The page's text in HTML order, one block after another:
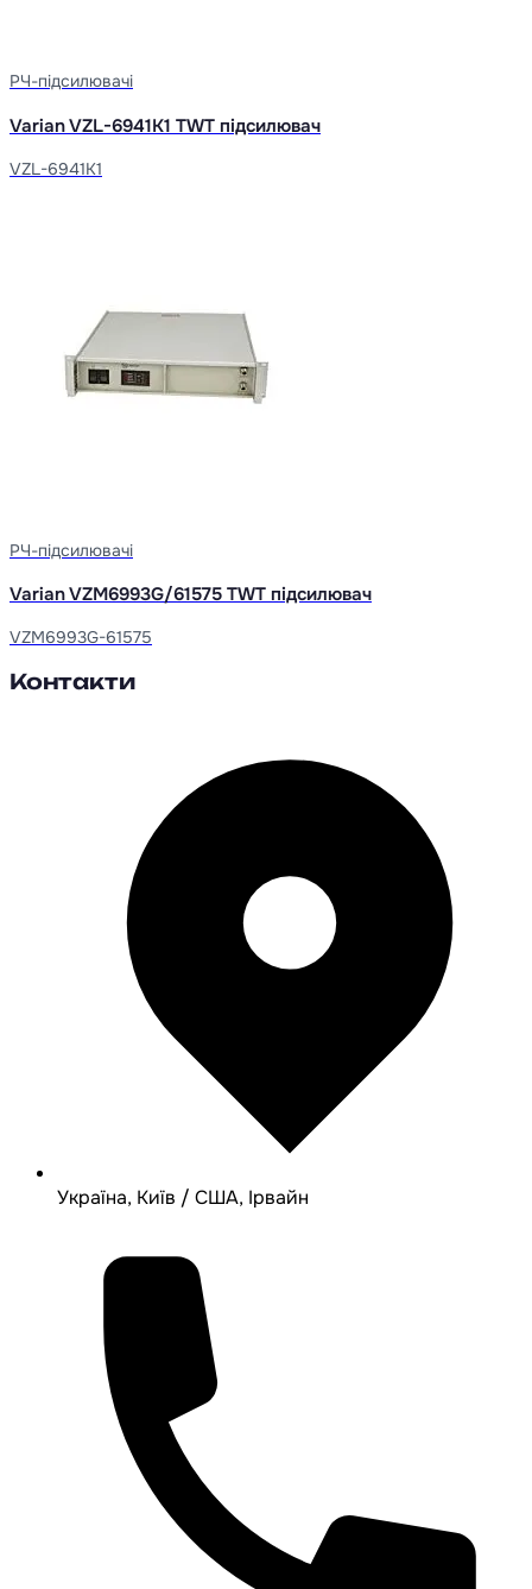
РЧ-підсилювачі
Varian VZL-6941K1 TWT підсилювач
VZL-6941K1
РЧ-підсилювачі
Varian VZM6993G/61575 TWT підсилювач
VZM6993G-61575
Контакти
Україна, Київ / США, Ірвайн